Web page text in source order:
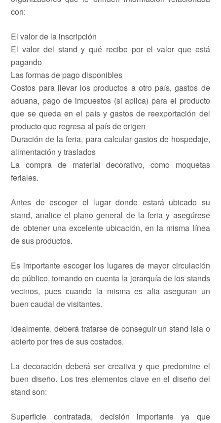
con:
El valor de la inscripción
El valor del stand y qué recibe por el valor que está
pagando
Las formas de pago disponibles
Costos para llevar los productos a otro país, gastos de
aduana, pago de impuestos (si aplica) para el producto
que se queda en el país y gastos de reexportación del
producto que regresa al país de origen
Duración de la feria, para calcular gastos de hospedaje,
alimentación y traslados
La compra de material decorativo, como moquetas
feriales.
Antes de escoger el lugar donde estará ubicado su
stand, analice el plano general de la feria y asegúrese
de obtener una excelente ubicación, en la misma línea
de sus productos.
Es importante escoger los lugares de mayor circulación
de público, tomando en cuenta la jerarquía de los stands
vecinos, pues cuando la misma es alta aseguran un
buen caudal de visitantes.
Idealmente, deberá tratarse de conseguir un stand isla o
abierto por tres de sus costados.
La decoración deberá ser creativa y que predomine el
buen diseño. Los tres elementos clave en el diseño del
stand son:
Superficie contratada, decisión importante ya que